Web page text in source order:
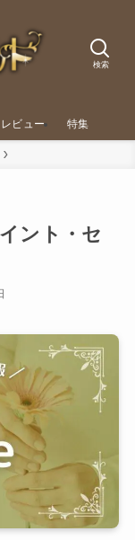
検索
ビュー 特集
ント・セ